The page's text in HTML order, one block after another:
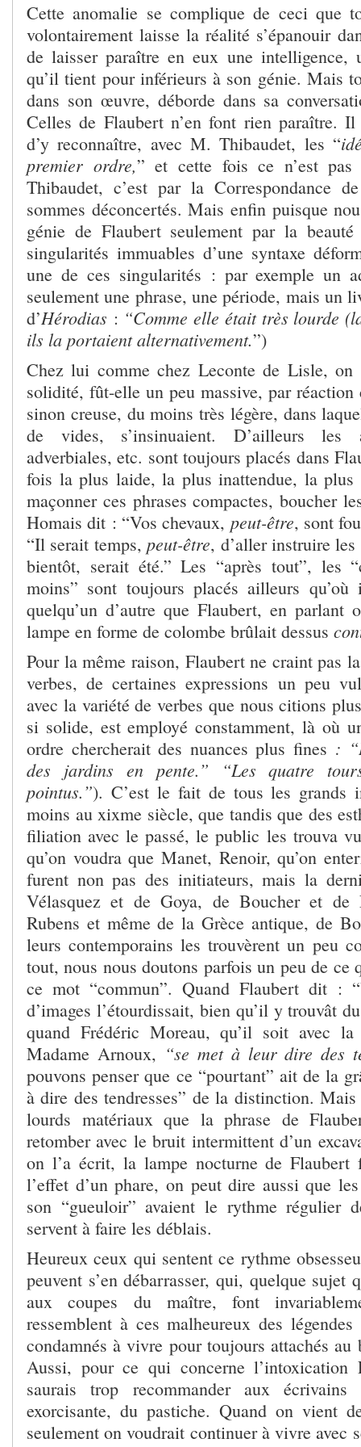
Cette anomalie se complique de ceci que
volontairement laisse la réalité s’épanouir
de laisser paraître en eux une intelligence,
qu’il tient pour inférieurs à son génie. Mais
dans son œuvre, déborde dans sa
Celles de Flaubert n’en font rien paraître.
d’y reconnaître, avec M. Thibaudet, les “
premier ordre,” et cette fois ce n’est
Thibaudet, c’est par la Correspondance
sommes déconcertés. Mais enfin puisque
génie de Flaubert seulement par la
singularités immuables d’une syntaxe
une de ces singularités : par exemple un
seulement une phrase, une période, mais un
d’Hérodias : “Comme elle était très lourde
ils la portaient alternativement.”)
Chez lui comme chez Leconte de Lisle,
solidité, fût-elle un peu massive, par
sinon creuse, du moins très légère, dans
de vides, s’insinuaient. D’ailleurs les
adverbiales, etc. sont toujours placés dans
fois la plus laide, la plus inattendue, la plus
maçonner ces phrases compactes, boucher
Homais dit : “Vos chevaux, peut-être, sont
“Il serait temps,peut-être, d’aller instruire
bientôt, serait été.” Les “après tout”, les
moins” sont toujours placés ailleurs qu’où
quelqu’un d’autre que Flaubert, en parlant
lampe en forme de colombe brûlait dessus
Pour la même raison, Flaubert ne craint pas
verbes, de certaines expressions un peu
avec la variété de verbes que nous citions
si solide, est employé constamment, là où
ordre chercherait des nuances plus fines :
des jardins en pente.” “Les quatre
pointus.”). C’est le fait de tous les grands
moins au xixme siècle, que tandis que des
filiation avec le passé, le public les trouva
qu’on voudra que Manet, Renoir, qu’on
furent non pas des initiateurs, mais la
Vélasquez et de Goya, de Boucher et de
Rubens et même de la Grèce antique, de
leurs contemporains les trouvèrent un peu
tout, nous nous doutons parfois un peu de ce
ce mot “commun”. Quand Flaubert dit :
d’images l’étourdissait, bien qu’il y trouvât
quand Frédéric Moreau, qu’il soit avec
Madame Arnoux, “se met à leur dire des
pouvons penser que ce “pourtant” ait de la
à dire des tendresses” de la distinction.
lourds matériaux que la phrase de
retomber avec le bruit intermittent d’un
on l’a écrit, la lampe nocturne de Flaubert
l’effet d’un phare, on peut dire aussi que
son “gueuloir” avaient le rythme régulier
servent à faire les déblais.
Heureux ceux qui sentent ce rythme
peuvent s’en débarrasser, qui, quelque sujet
aux coupes du maître, font
ressemblent à ces malheureux des
condamnés à vivre pour toujours attachés au
Aussi, pour ce qui concerne l’intoxication
saurais trop recommander aux
exorcisante, du pastiche. Quand on vient
seulement on voudrait continuer à vivre avec